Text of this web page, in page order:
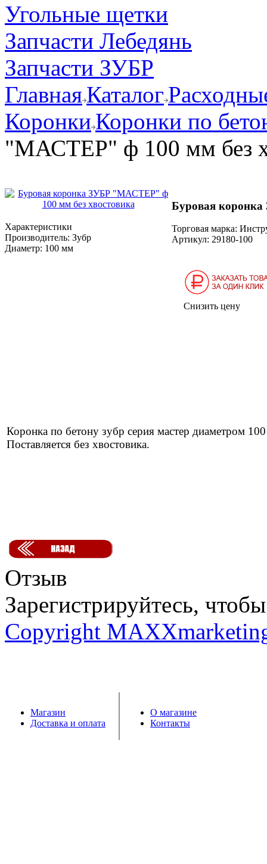
Угольные щетки
Запчасти Лебедянь
Запчасти ЗУБР
ГлавнаяКаталог
Коронки Коронки по
"МАСТЕР" ф 100 мм без
Характеристики
Производитель: Зубр
Диаметр: 100 мм
Буровая
Торговая марка:
Артикул: 29180-100
Снизить цену
Коронка по бетону зубр серия мастер диаметром
Поставляется без хвостовика.
Отзыв
Зарегистрируйтесь,
Copyright
Магазин
Доставка и оплата
О магазине
Контакты